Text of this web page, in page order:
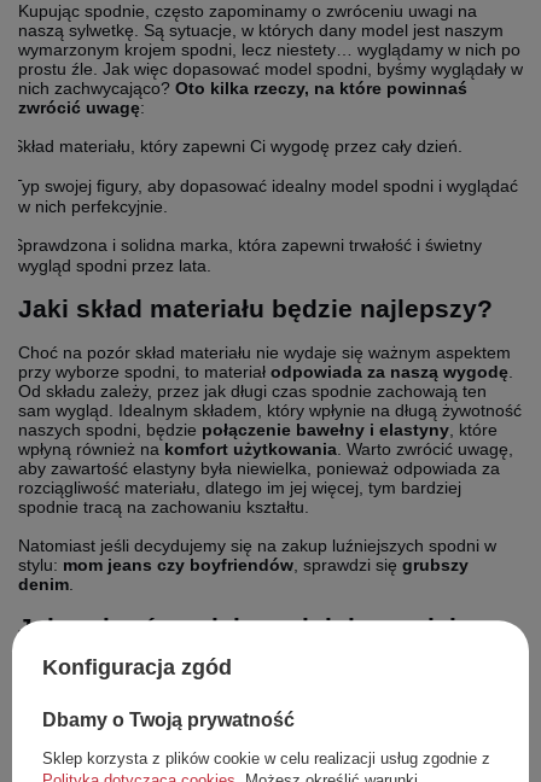
Kupując spodnie, często zapominamy o zwróceniu uwagi na
naszą sylwetkę. Są sytuacje, w których dany model jest naszym
wymarzonym krojem spodni, lecz niestety… wyglądamy w nich po
prostu źle. Jak więc dopasować model spodni, byśmy wyglądały w
nich zachwycająco? Oto kilka rzeczy, na które powinnaś
zwrócić uwagę:
Skład materiału, który zapewni Ci wygodę przez cały dzień.
Typ swojej figury, aby dopasować idealny model spodni i wyglądać
w nich perfekcyjnie.
Sprawdzona i solidna marka, która zapewni trwałość i świetny
wygląd spodni przez lata.
Jaki skład materiału będzie najlepszy?
Choć na pozór skład materiału nie wydaje się ważnym aspektem
przy wyborze spodni, to materiał odpowiada za naszą wygodę.
Od składu zależy, przez jak długi czas spodnie zachowają ten
sam wygląd. Idealnym składem, który wpłynie na długą żywotność
naszych spodni, będzie połączenie bawełny i elastyny, które
wpłyną również na komfort użytkowania. Warto zwrócić uwagę,
aby zawartość elastyny była niewielka, ponieważ odpowiada za
rozciągliwość materiału, dlatego im jej więcej, tym bardziej
spodnie tracą na zachowaniu kształtu.
Natomiast jeśli decydujemy się na zakup luźniejszych spodni w
stylu: mom jeans czy boyfriendów, sprawdzi się grubszy
denim.
Jak wybrać model spodni do swojej
figury?
idealnej stylizacji i świetnego wyglądu w danym kroju. Istnieje
pozwala z łatwością znaleźć idealne dla Twojej figury spodnie.
Najbardziej popularną sylwetką jestklepsydra,gruszka
Konfiguracja zgód
Dbamy o Twoją prywatność
Sklep korzysta z plików cookie w celu realizacji usług zgodnie z